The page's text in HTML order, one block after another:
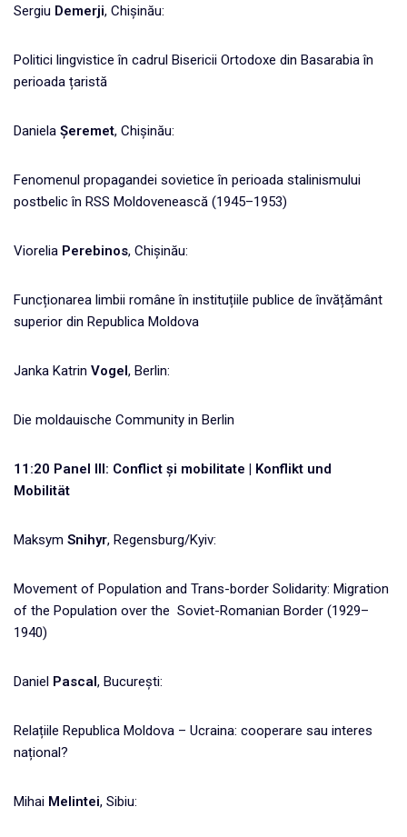
Sergiu Demerji, Chișinău:
Politici lingvistice în cadrul Bisericii Ortodoxe din Basarabia în
perioada țaristă
Daniela Șeremet, Chișinău:
Fenomenul propagandei sovietice în perioada stalinismului
postbelic în RSS Moldovenească (1945–1953)
Viorelia Perebinos, Chișinău:
Funcționarea limbii române în instituțiile publice de învățământ
superior din Republica Moldova
Janka Katrin Vogel, Berlin:
Die moldauische Community in Berlin
11:20 Panel III: Conflict și mobilitate | Konflikt und
Mobilität
Maksym Snihyr, Regensburg/Kyiv:
Movement of Population and Trans-border Solidarity: Migration
of the Population over the Soviet-Romanian Border (1929–
1940)
Daniel Pascal, București:
Relațiile Republica Moldova – Ucraina: cooperare sau interes
național?
Mihai Melintei, Sibiu: